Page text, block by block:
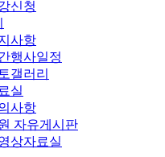
신청
사항
행사일정
갤러리
실
사항
자유게시판
상자료실